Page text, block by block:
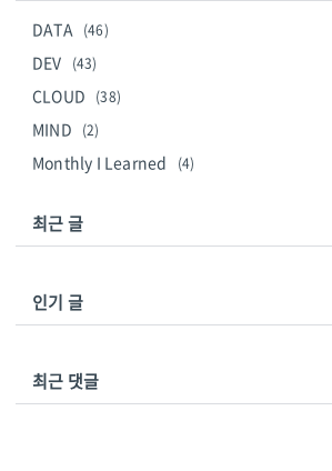
DATA (46)
DEV (43)
CLOUD (38)
MIND (2)
Monthly I Learned (4)
최근 글
인기 글
최근 댓글